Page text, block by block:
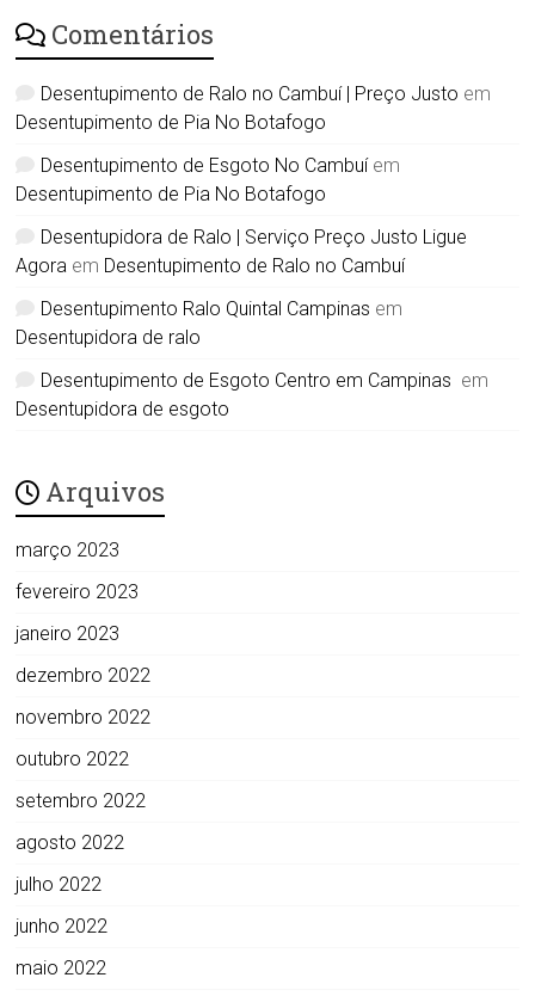
Comentários
Desentupimento de Ralo no Cambuí | Preço Justo em
Desentupimento de Pia No Botafogo
Desentupimento de Esgoto No Cambuíem
Desentupimento de Pia No Botafogo
Desentupidora de Ralo | Serviço Preço Justo Ligue
Agora em Desentupimento de Ralo no Cambuí
Desentupimento Ralo Quintal Campinas em
Desentupidora de ralo
Desentupimento de Esgoto Centro em Campinas em
Desentupidora de esgoto
Arquivos
março 2023
fevereiro 2023
janeiro 2023
dezembro 2022
novembro 2022
outubro 2022
setembro 2022
agosto 2022
julho 2022
junho 2022
maio 2022